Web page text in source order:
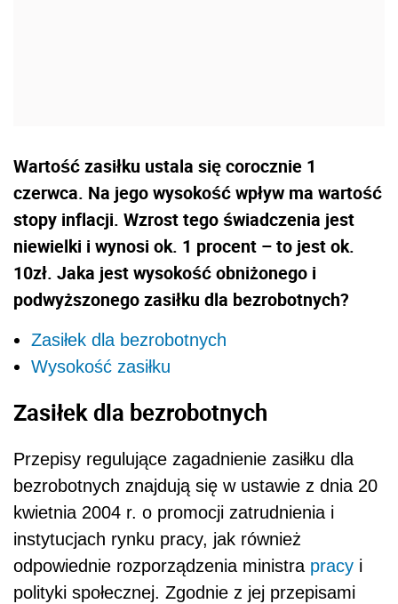
Wartość zasiłku ustala się corocznie 1
czerwca. Na jego wysokość wpływ ma wartość
stopy inflacji. Wzrost tego świadczenia jest
niewielki i wynosi ok. 1 procent – to jest ok.
10zł. Jaka jest wysokość obniżonego i
podwyższonego zasiłku dla bezrobotnych?
Zasiłek dla bezrobotnych
Wysokość zasiłku
Zasiłek dla bezrobotnych
Przepisy regulujące zagadnienie zasiłku dla
bezrobotnych znajdują się w ustawie z dnia 20
kwietnia 2004 r. o promocji zatrudnienia i
instytucjach rynku pracy, jak również
odpowiednie rozporządzenia ministra pracy i
polityki społecznej. Zgodnie z jej przepisami